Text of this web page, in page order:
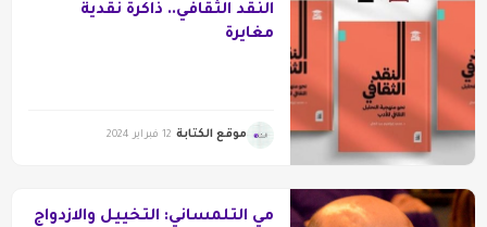
النقد الثقافي.. ذاكرة نقدية
مغايرة
موقع الكتابة 12 فبراير 2024
مي التلمساني: التخييل والازدواج